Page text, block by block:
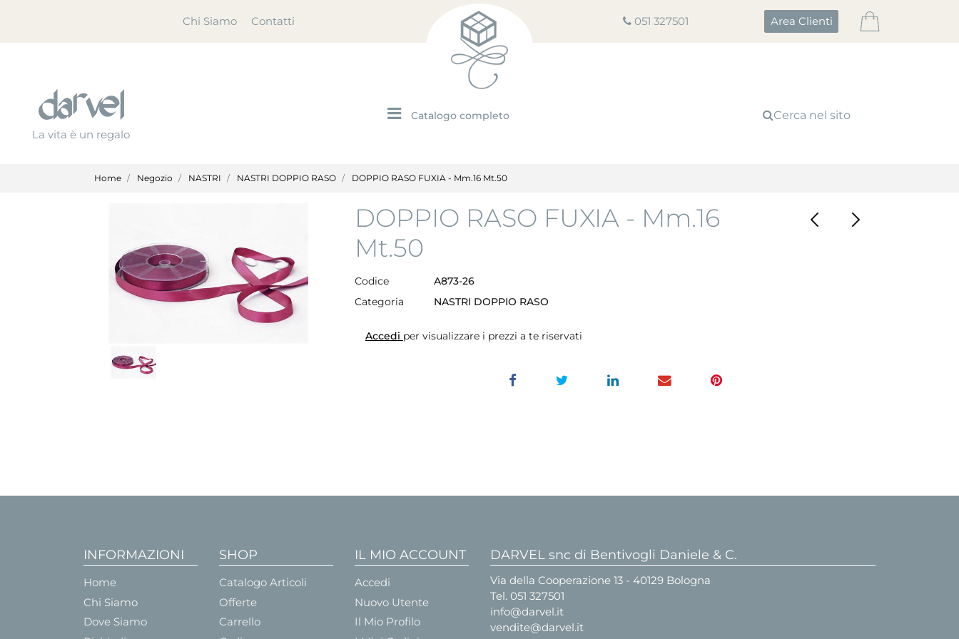
Chi Siamo Contatti 051 327501 Area Clienti
La vita è un regalo
Open menu Cerca nel sito
Home Negozio NASTRI NASTRI DOPPIO RASO DOPPIO RASO FUXIA - Mm.16 Mt.50
DOPPIO RASO FUXIA - Mm.16
Mt.50
Codice
A873-26
Categoria
NASTRI DOPPIO RASO
Accedi per visualizzare i prezzi a te riservati
INFORMAZIONI
Home
Chi Siamo
Dove Siamo
SHOP
Catalogo Articoli
Offerte
Carrello
IL MIO ACCOUNT
Accedi
Nuovo Utente
Il Mio Profilo
DARVEL snc di Bentivogli Daniele & C.
Via della Cooperazione 13 - 40129 Bologna
Tel. 051 327501
info@darvel.it
vendite@darvel.it